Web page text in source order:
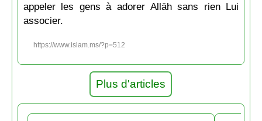
appeler les gens à adorer Allāh sans rien Lui
associer.
https://www.islam.ms/?p=512
Plus d'articles